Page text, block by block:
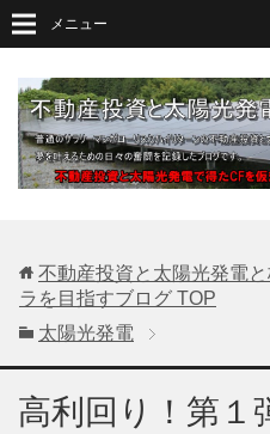
メニュー
不動産投資と太陽光発電
ラを目指すブログ TOP
太陽光発電
高利回り！第１